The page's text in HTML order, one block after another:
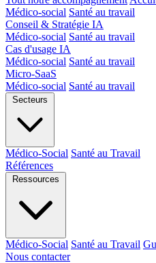
Médico-social Santé au travail
Conseil & Stratégie IA
Médico-social Santé au travail
Cas d'usage IA
Médico-social Santé au travail
Micro-SaaS
Médico-social Santé au travail
Secteurs
Médico-Social Santé au Travail
Références
Ressources
Médico-Social Santé au Travail
Nous contacter